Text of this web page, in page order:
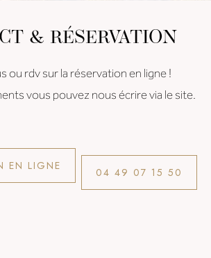
& RÉSERVATION
ou rdv sur la réservation en ligne !
vous pouvez nous écrire via le site.
EN LIGNE 04 49 07 15 50